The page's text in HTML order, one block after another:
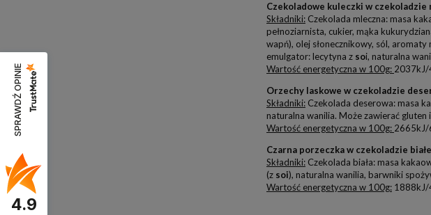
Czekoladowe kuleczki w czekoladzie
Składniki: Czekolada mleczna: masa
pełnoziarnista, cukier, mąka
wapń), olej słonecznikowy, sól, aromaty
emulgator: lecytyna z soi, naturalna
Wartość energetyczna w 100g: 2037kJ/
Orzechy laskowe w czekoladzie
Składniki: Czekolada deserowa: masa
naturalna wanilia. Może zawierać gluten
Wartość energetyczna w 100g: 2665kJ/
Czarna porzeczka w czekoladzie
Składniki: Czekolada biała: masa
(z soi), naturalna wanilia, barwniki
Wartość energetyczna w 100g: 1888kJ/
SPRAWDŹ OPINIE
4.9